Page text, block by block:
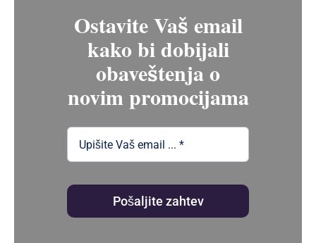
Ostavite Vaš email
kako bi dobijali
obaveštenja o
novim promocijama
Pošaljite zahtev